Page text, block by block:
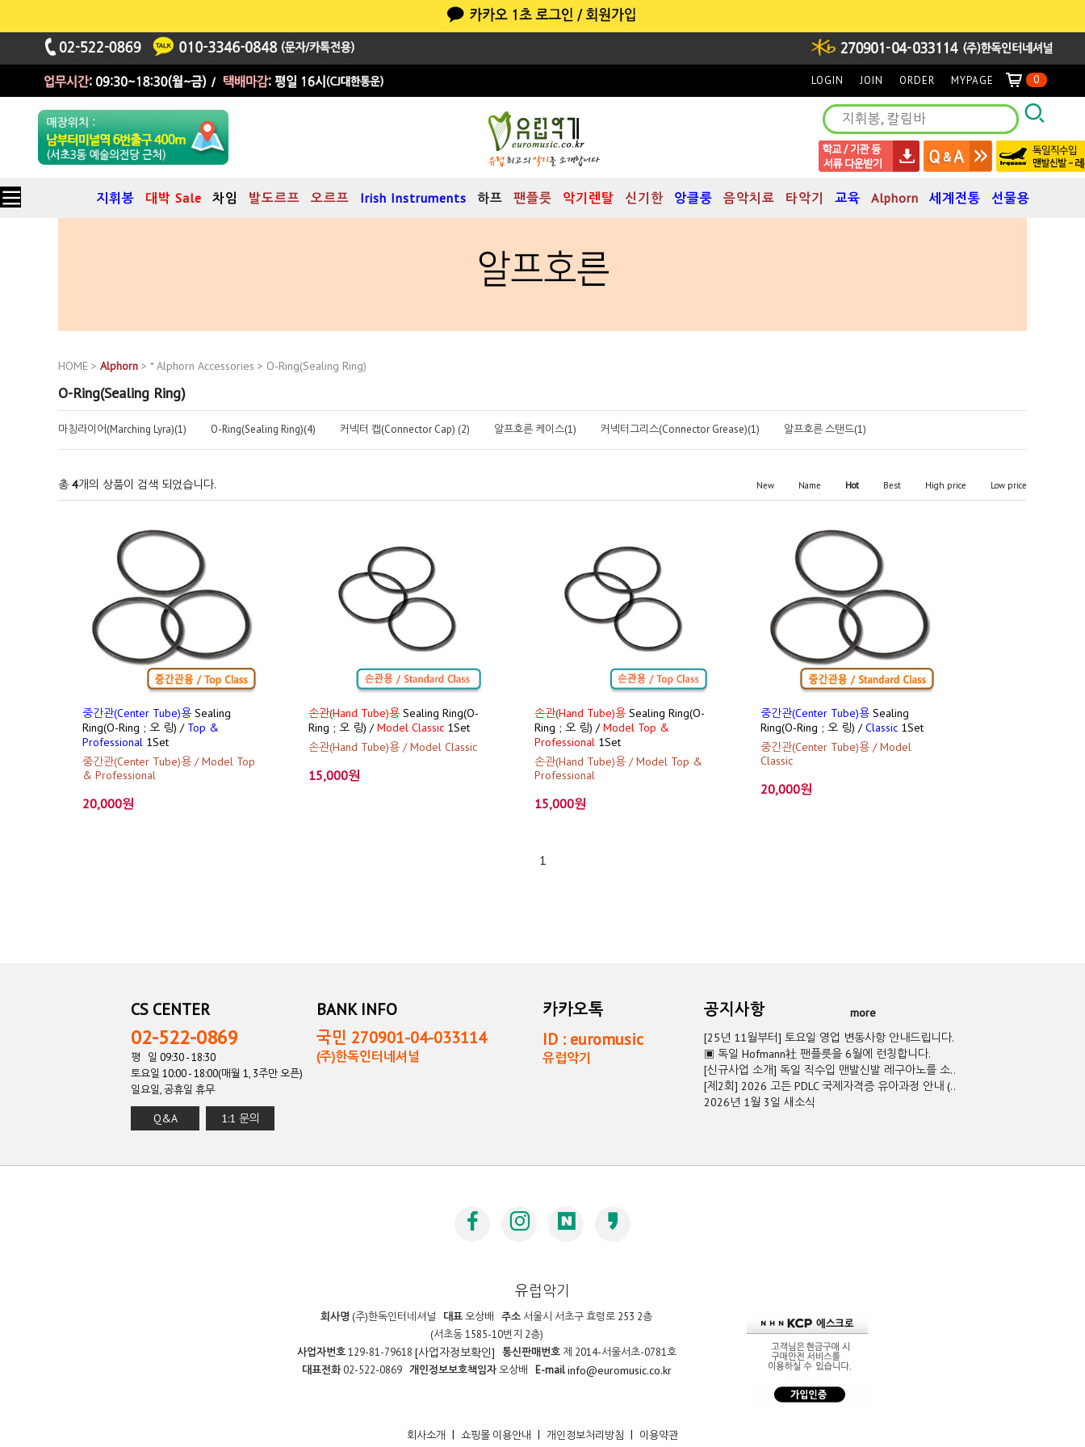
LOGIN JOIN ORDER MYPAGE 0
지휘봉 대박 Sale 차임 발도르프 오르프 Irish Instruments 하프 팬플릇 악기렌탈 신기한 앙클룽 음악치료 타악기 교육 Alphorn 세계전통 선물용
HOME > Alphorn > * Alphorn Accessories > O-Ring(Sealing Ring)
O-Ring(Sealing Ring)
마칭라이어(Marching Lyra)(1) O-Ring(Sealing Ring)(4) 커넥터 캡(Connector Cap) (2) 알프호른 케이스(1) 커넥터그리스(Connector Grease)(1) 알프호른 스탠드(1)
총 4개의 상품이 검색 되었습니다. New Name Hot Best High price Low price
중간관(Center Tube)용 Sealing
Ring(O-Ring ; 오 링) / Top &
Professional 1Set
중간관(Center Tube)용 / Model Top
& Professional
20,000원
손관(Hand Tube)용 Sealing Ring(O-
Ring ; 오 링) /Model Classic 1Set
손관(Hand Tube)용 / Model Classic
15,000원
손관(Hand Tube)용 Sealing Ring(O-
Ring ; 오 링) /Model Top &
Professional 1Set
손관(Hand Tube)용 / Model Top &
Professional
15,000원
중간관(Center Tube)용 Sealing
Ring(O-Ring ; 오 링) /Classic 1Set
중간관(Center Tube)용 / Model
Classic
20,000원
1
CS CENTER
02-522-0869
평 일 09:30 - 18:30
토요일 10:00 - 18:00(매월 1, 3주만 오픈)
일요일, 공휴일 휴무
Q&A 1:1 문의
BANK INFO
국민 270901-04-033114
(주)한독인터네셔널
카카오톡
ID : euromusic
유럽악기
공지사항
more
[25년 11월부터] 토요일 영업 변동사항 안내드립니다.
▣ 독일 Hofmann社 팬플릇을 6월에 런칭합니다.
[신규사업 소개] 독일 직수입 맨발신발 레구아노를 소..
[제2회] 2026 고든 PDLC 국제자격증 유아과정 안내 (..
2026년 1월 3일 새소식
유럽악기
회사명 (주)한독인터네셔널 대표오상배 주소 서울시 서초구 효령로 253 2층
(서초동 1585-10번지 2층)
사업자번호129-81-79618 [사업자정보확인] 통신판매번호제 2014-서울서초-0781호
대표전화02-522-0869 개인정보보호책임자오상배 E-mail info@euromusic.co.kr
회사소개 | 쇼핑몰 이용안내 | 개인정보처리방침 | 이용약관